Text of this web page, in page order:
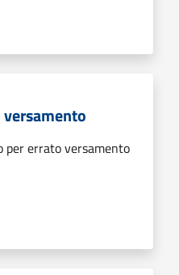
per errato versamento